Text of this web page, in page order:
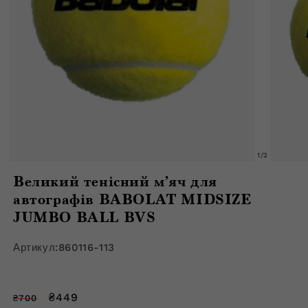
медіафайл
1
модальному
1 /з2
Великий тенісний м’яч для
автографів BABOLAT MIDSIZE
JUMBO BALL BVS
Артикул:860116-113
Звичайна
₴700
Ціна
₴449